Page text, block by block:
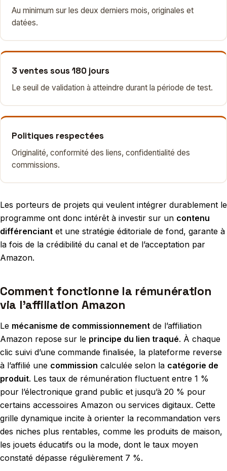
Au minimum sur les deux derniers mois, originales et
datées.
3 ventes sous 180 jours
Le seuil de validation à atteindre durant la période de test.
Politiques respectées
Originalité, conformité des liens, confidentialité des
commissions.
Les porteurs de projets qui veulent intégrer durablement le
programme ont donc intérêt à investir sur un contenu
différenciant et une stratégie éditoriale de fond, garante à
la fois de la crédibilité du canal et de l’acceptation par
Amazon.
Comment fonctionne la rémunération
via l’affiliation Amazon
Le mécanisme de commissionnement de l’affiliation
Amazon repose sur le principe du lien traqué. À chaque
clic suivi d’une commande finalisée, la plateforme reverse
à l’affilié une commission calculée selon la catégorie de
produit. Les taux de rémunération fluctuent entre 1 %
pour l’électronique grand public et jusqu’à 20 % pour
certains accessoires Amazon ou services digitaux. Cette
grille dynamique incite à orienter la recommandation vers
des niches plus rentables, comme les produits de maison,
les jouets éducatifs ou la mode, dont le taux moyen
constaté dépasse régulièrement 7 %.